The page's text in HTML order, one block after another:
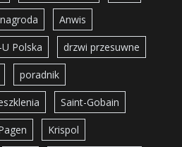
nagroda Anwis
U Polska drzwi przesuwne
poradnik
Saint-Gobain
Krispol